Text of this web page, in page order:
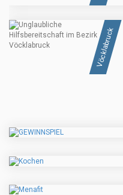
Vöcklabruck